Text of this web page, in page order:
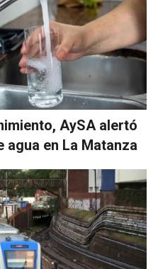
AySA alertó
en La Matanza